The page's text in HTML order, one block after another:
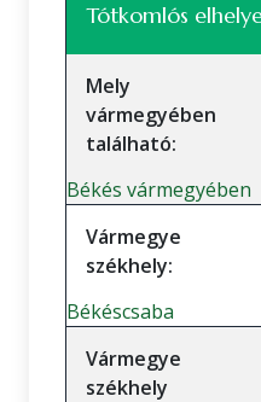
Tótkomlós
Mely
vármegyében
található:
Békés vármegyében
Vármegye
székhely:
Békéscsaba
Vármegye
székhely